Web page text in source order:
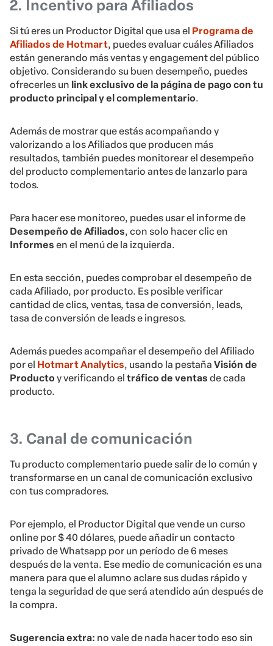
2. Incentivo para Afiliados
Si tú eres un Productor Digital que usa el Programa de
Afiliados de Hotmart, puedes evaluar cuáles Afiliados
están generando más ventas y engagement del público
objetivo. Considerando su buen desempeño, puedes
ofrecerles un link exclusivo de la página de pago con tu
producto principal y el complementario.
Además de mostrar que estás acompañando y
valorizando a los Afiliados que producen más
resultados, también puedes monitorear el desempeño
del producto complementario antes de lanzarlo para
todos.
Para hacer ese monitoreo, puedes usar el informe de
Desempeño de Afiliados, con solo hacer clic en
Informes en el menú de la izquierda.
En esta sección, puedes comprobar el desempeño de
cada Afiliado, por producto. Es posible verificar
cantidad de clics, ventas, tasa de conversión, leads,
tasa de conversión de leads e ingresos.
Además puedes acompañar el desempeño del Afiliado
por el Hotmart Analytics, usando la pestaña Visión de
Producto y verificando el tráfico de ventas de cada
producto.
3. Canal de comunicación
Tu producto complementario puede salir de lo común y
transformarse en un canal de comunicación exclusivo
con tus compradores.
Por ejemplo, el Productor Digital que vende un curso
online por $ 40 dólares, puede añadir un contacto
privado de Whatsapp por un período de 6 meses
después de la venta. Ese medio de comunicación es una
manera para que el alumno aclare sus dudas rápido y
tenga la seguridad de que será atendido aún después de
la compra.
Sugerencia extra: no vale de nada hacer todo eso sin